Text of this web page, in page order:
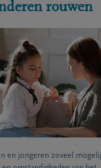
rouwen
en jongeren zoveel